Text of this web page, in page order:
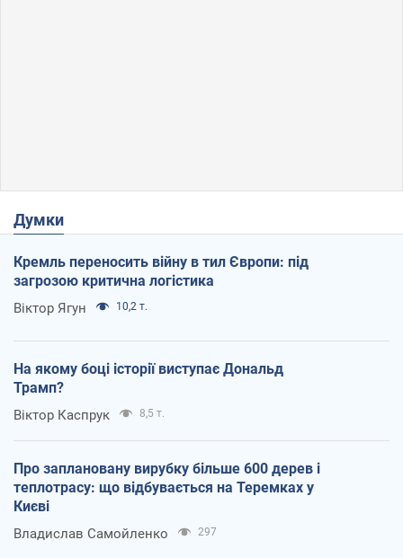
Думки
Кремль переносить війну в тил Європи: під
загрозою критична логістика
Віктор Ягун 10,2 т.
На якому боці історії виступає Дональд
Трамп?
Віктор Каспрук 8,5 т.
Про заплановану вирубку більше 600 дерев і
теплотрасу: що відбувається на Теремках у
Києві
Владислав Самойленко 297